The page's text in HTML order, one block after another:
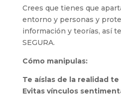
Crees que tienes que
entorno y personas y
información y teorías, así
SEGURA.
Cómo manipulas:
Te aíslas de la realidad
Evitas vínculos